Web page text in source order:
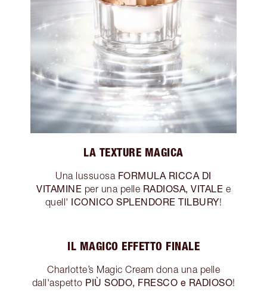
LA TEXTURE MAGICA
Una lussuosa FORMULA RICCA DI
VITAMINE per una pelle RADIOSA, VITALE e
quell' ICONICO SPLENDORE TILBURY!
IL MAGICO EFFETTO FINALE
Charlotte’s Magic Cream dona una pelle
dall'aspetto PIÙ SODO, FRESCO e RADIOSO!